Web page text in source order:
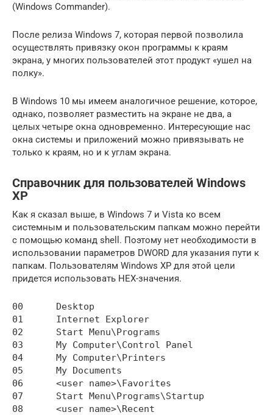
(Windows Commander).
После релиза Windows 7, которая первой позволила
осуществлять привязку окон программы к краям
экрана, у многих пользователей этот продукт «ушел на
полку».
В Windows 10 мы имеем аналогичное решение, которое,
однако, позволяет разместить на экране не два, а
целых четыре окна одновременно. Интересующие нас
окна системы и приложений можно привязывать не
только к краям, но и к углам экрана.
Справочник для пользователей Windows
XP
Как я сказал выше, в Windows 7 и Vista ко всем
системным и пользовательским папкам можно перейти
с помощью команд shell. Поэтому нет необходимости в
использовании параметров DWORD для указания пути к
папкам. Пользователям Windows XP для этой цели
придется использовать HEX-значения.
00	Desktop
01	Internet Explorer
02	Start Menu\Programs
03	My Computer\Control Panel
04	My Computer\Printers
05	My Documents
06	<user name>\Favorites
07	Start Menu\Programs\Startup
08	<user name>\Recent